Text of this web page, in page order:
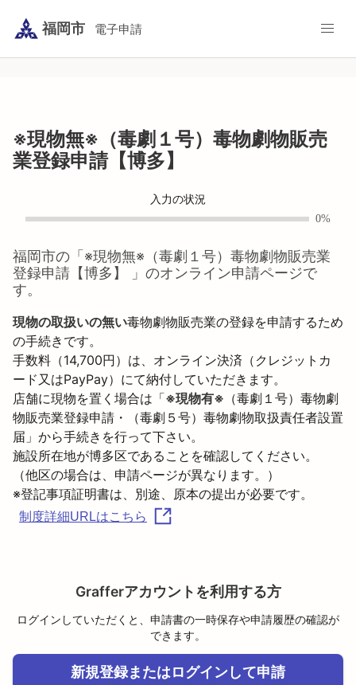
福岡市 電子申請
※現物無※（毒劇１号）毒物劇物販売
業登録申請【博多】
入力の状況
0%
福岡市の「 ※現物無※（毒劇１号）毒物劇物販売業
登録申請【博多】
」のオンライン申請ページで
す。
現物の取扱いの無い毒物劇物販売業の登録を申請するため
の手続きです。
手数料（14,700円）は、オンライン決済（クレジットカ
ード又はPayPay）にて納付していただきます。
店舗に現物を置く場合は「※現物有※ （毒劇１号）毒物劇
物販売業登録申請・（毒劇５号）毒物劇物取扱責任者設置
届」から手続きを行って下さい。
施設所在地が博多区であることを確認してください。
（他区の場合は、申請ページが異なります。）
制度詳細URLはこちら
Grafferアカウントを利用する方
ログインしていただくと、申請書の一時保存や申請履歴の確認が
できます。
新規登録またはログインして申請